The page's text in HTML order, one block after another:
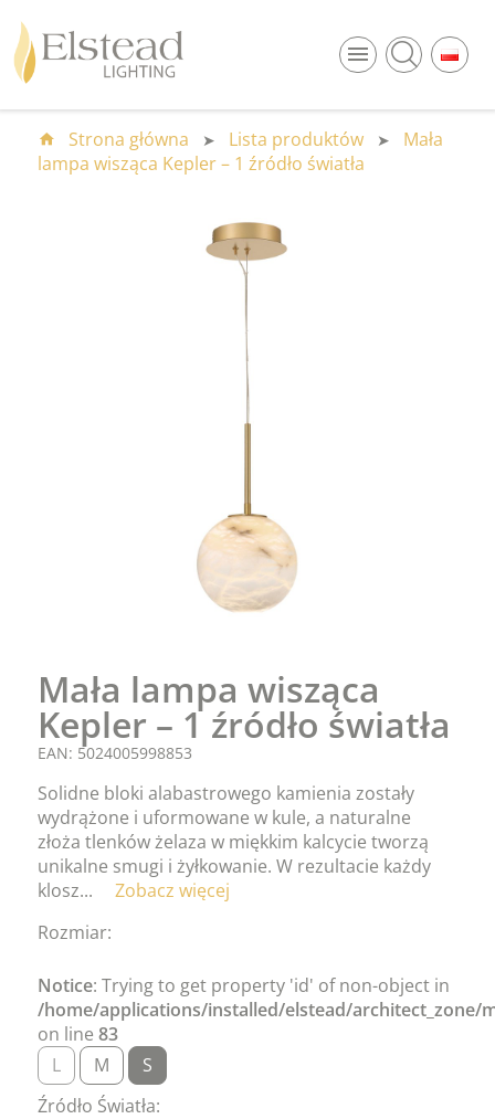
Polski złoty (zł)
Strona główna Lista produktów
Mała
lampa wisząca Kepler – 1 źródło światła
Mała lampa wisząca
Kepler – 1 źródło światła
EAN: 5024005998853
Solidne bloki alabastrowego kamienia zostały
wydrążone i uformowane w kule, a naturalne
złoża tlenków żelaza w miękkim kalcycie tworzą
unikalne smugi i żyłkowanie. W rezultacie każdy
klosz...
Zobacz więcej
Rozmiar:
Notice: Trying to get property 'id' of non-object in
/home/applications/installed/elstead/
on line 83
L
M
S
Źródło Światła: